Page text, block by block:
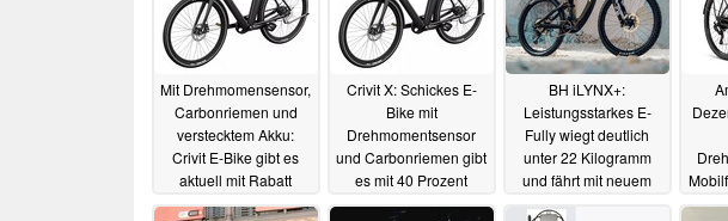
Mit Drehmomensensor,
Carbonriemen und
verstecktem Akku:
Crivit E-Bike gibt es
aktuell mit Rabatt
17.05.2025
Crivit X: Schickes E-
Bike mit
Drehmomentsensor
und Carbonriemen gibt
es mit 40 Prozent
Rabatt für deutlich
BH iLYNX+:
Leistungsstarkes E-
Fully wiegt deutlich
unter 22 Kilogramm
und fährt mit neuem
Shimano-Motor vor